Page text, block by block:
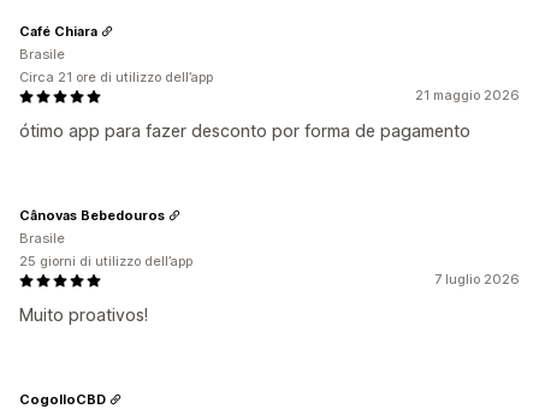
21 maggio 2026
ótimo app para fazer desconto por forma de pagamento
Café Chiara
Brasile
Circa 21 ore di utilizzo dell’app
7 luglio 2026
Muito proativos!
Cânovas Bebedouros
Brasile
25 giorni di utilizzo dell’app
CogolloCBD